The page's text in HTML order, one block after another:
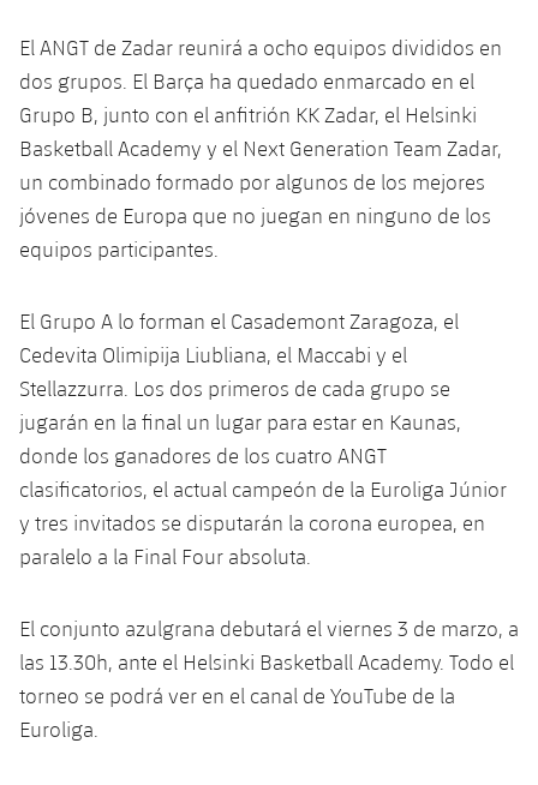
Palau Blaugrana
Estadi Johan Cruyff
Barça Cafe
Ciutat Esportiva
La Masia
plusicon
más
Servicios Médicos
Accesibilidad
Acreditaciones
Instalaciones
El ANGT de Zadar reunirá a ocho equipos divididos en
dos grupos. El Barça ha quedado enmarcado en el
Grupo B, junto con el anfitrión KK Zadar, el Helsinki
Basketball Academy y el Next Generation Team Zadar,
un combinado formado por algunos de los mejores
jóvenes de Europa que no juegan en ninguno de los
equipos participantes.
El Grupo A lo forman el Casademont Zaragoza, el
Cedevita Olimipija Liubliana, el Maccabi y el
Stellazzurra. Los dos primeros de cada grupo se
jugarán en la final un lugar para estar en Kaunas,
donde los ganadores de los cuatro ANGT
clasificatorios, el actual campeón de la Euroliga Júnior
y tres invitados se disputarán la corona europea, en
paralelo a la Final Four absoluta.
El conjunto azulgrana debutará el viernes 3 de marzo, a
las 13.30h, ante el Helsinki Basketball Academy. Todo el
torneo se podrá ver en el canal de YouTube de la
Euroliga.